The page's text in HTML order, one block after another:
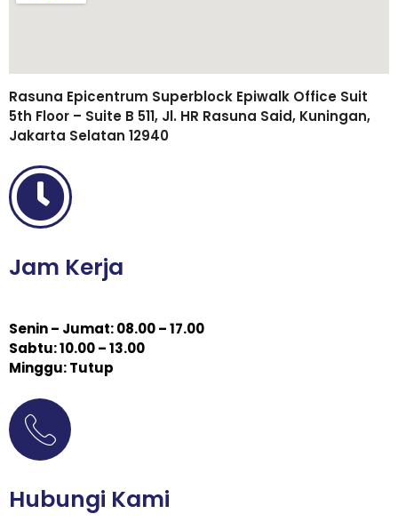
Rasuna Epicentrum Superblock Epiwalk Office Suit
5th Floor – Suite B 511, Jl. HR Rasuna Said, Kuningan,
Jakarta Selatan 12940
Jam Kerja
Senin – Jumat: 08.00 – 17.00
Sabtu: 10.00 – 13.00
Minggu: Tutup
Hubungi Kami